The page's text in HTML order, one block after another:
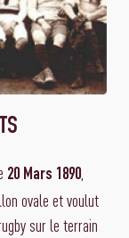
20 Mars 1890
ovale et voulut
sur le terrain